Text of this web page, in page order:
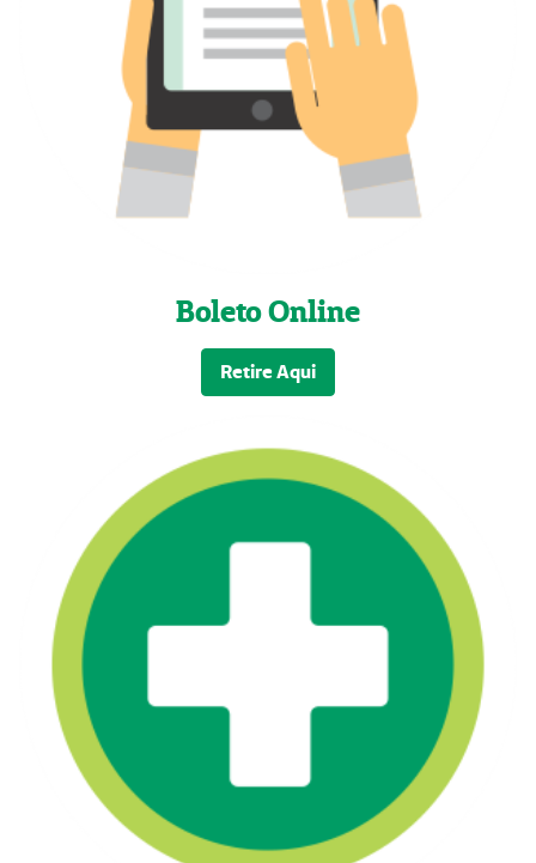
Boleto Online
Retire Aqui